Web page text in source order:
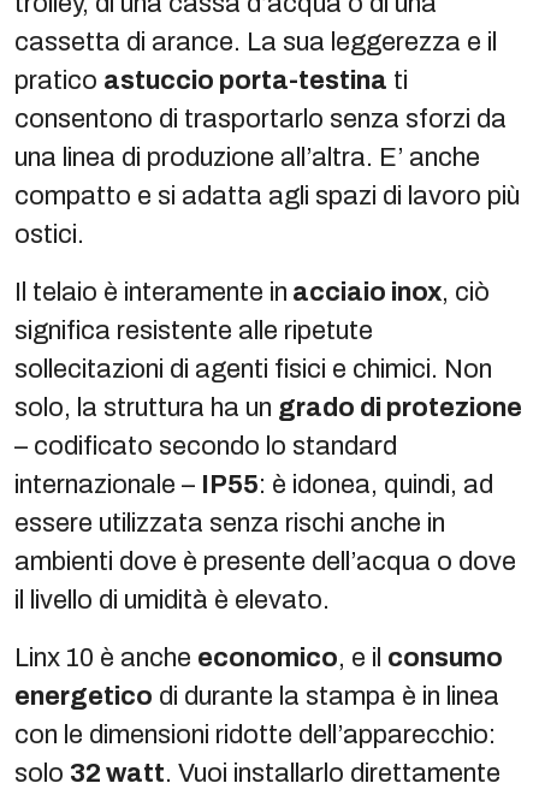
cassetta di arance. La sua leggerezza e il
pratico astuccio porta-testina ti
consentono di trasportarlo senza sforzi da
una linea di produzione all’altra. E’ anche
compatto e si adatta agli spazi di lavoro più
ostici.
Il telaio è interamente in acciaio inox, ciò
significa resistente alle ripetute
sollecitazioni di agenti fisici e chimici. Non
solo, la struttura ha un grado di protezione
– codificato secondo lo standard
internazionale – IP55: è idonea, quindi, ad
essere utilizzata senza rischi anche in
ambienti dove è presente dell’acqua o dove
il livello di umidità è elevato.
Linx 10 è anche economico, e il consumo
energetico di durante la stampa è in linea
con le dimensioni ridotte dell’apparecchio:
solo 32 watt. Vuoi installarlo direttamente